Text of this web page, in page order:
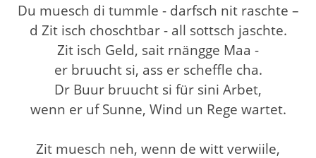
Du muesch di tummle - darfsch nit raschte –
d Zit isch choschtbar - all sottsch jaschte.
Zit isch Geld, sait rnängge Maa -
er bruucht si, ass er scheffle cha.
Dr Buur bruucht si für sini Arbet,
wenn er uf Sunne, Wind un Rege wartet.
Zit muesch neh, wenn de witt verwiile,